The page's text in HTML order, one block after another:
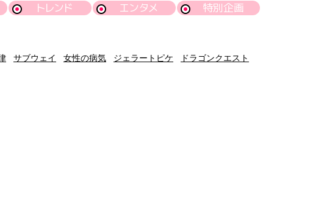
トレンド エンタメ 特別企画
サブウェイ 女性の病気 ジェラートピケ
ドラゴンクエスト